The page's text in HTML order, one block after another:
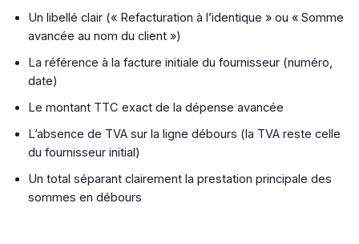
Un libellé clair (« Refacturation à l’identique » ou « Somme
avancée au nom du client »)
La référence à la facture initiale du fournisseur (numéro,
date)
Le montant TTC exact de la dépense avancée
L’absence de TVA sur la ligne débours (la TVA reste celle
du fournisseur initial)
Un total séparant clairement la prestation principale des
sommes en débours